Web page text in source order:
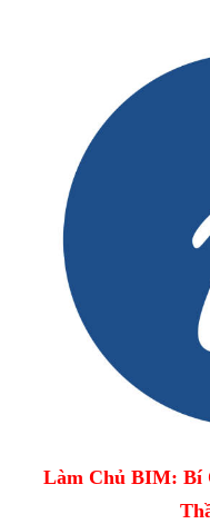
Làm Chủ BIM: Bí